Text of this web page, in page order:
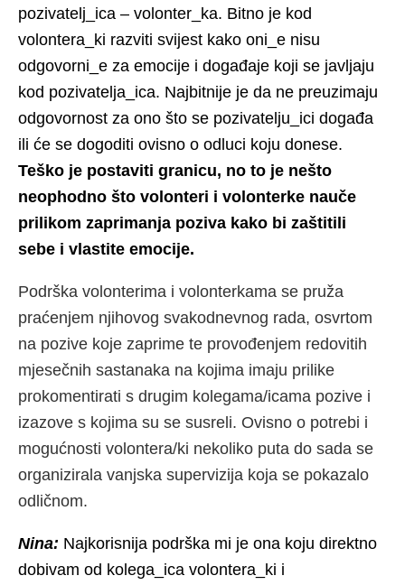
pozivatelj_ica – volonter_ka. Bitno je kod
volontera_ki razviti svijest kako oni_e nisu
odgovorni_e za emocije i događaje koji se javljaju
kod pozivatelja_ica. Najbitnije je da ne preuzimaju
odgovornost za ono što se pozivatelju_ici događa
ili će se dogoditi ovisno o odluci koju donese.
Teško je postaviti granicu, no to je nešto
neophodno što volonteri i volonterke nauče
prilikom zaprimanja poziva kako bi zaštitili
sebe i vlastite emocije.
Podrška volonterima i volonterkama se pruža
praćenjem njihovog svakodnevnog rada, osvrtom
na pozive koje zaprime te provođenjem redovitih
mjesečnih sastanaka na kojima imaju prilike
prokomentirati s drugim kolegama/icama pozive i
izazove s kojima su se susreli. Ovisno o potrebi i
mogućnosti volontera/ki nekoliko puta do sada se
organizirala vanjska supervizija koja se pokazalo
odličnom.
Nina: Najkorisnija podrška mi je ona koju direktno
dobivam od kolega_ica volontera_ki i